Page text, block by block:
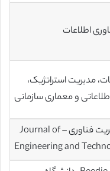
اطلاعات
مدیریت استراتژیک،
و معماری سازمانی
مجله مهندسی و مدیریت فناوری – Journal of
Engineering and